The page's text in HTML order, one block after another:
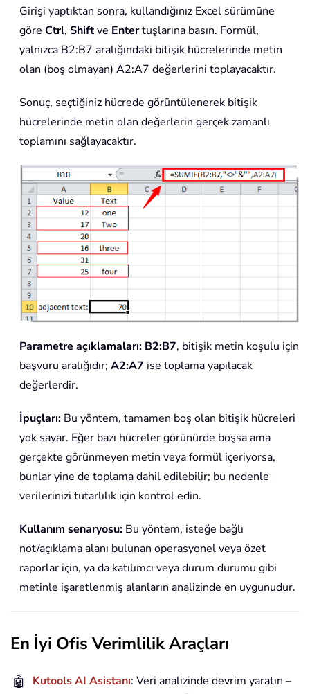
Girişi yaptıktan sonra, kullandığınız Excel sürümüne
göre Ctrl, Shiftve Entertuşlarına basın. Formül,
yalnızca B2:B7 aralığındaki bitişik hücrelerinde metin
olan (boş olmayan) A2:A7 değerlerini toplayacaktır.
Sonuç, seçtiğiniz hücrede görüntülenerek bitişik
hücrelerinde metin olan değerlerin gerçek zamanlı
toplamını sağlayacaktır.
Parametre açıklamaları: B2:B7, bitişik metin koşulu için
başvuru aralığıdır; A2:A7 ise toplama yapılacak
değerlerdir.
İpuçları: Bu yöntem, tamamen boş olan bitişik hücreleri
yok sayar. Eğer bazı hücreler görünürde boşsa ama
gerçekte görünmeyen metin veya formül içeriyorsa,
bunlar yine de toplama dahil edilebilir; bu nedenle
verilerinizi tutarlılık için kontrol edin.
Kullanım senaryosu: Bu yöntem, isteğe bağlı
not/açıklama alanı bulunan operasyonel veya özet
raporlar için, ya da katılımcı veya durum durumu gibi
metinle işaretlenmiş alanların analizinde en uygunudur.
En İyi Ofis Verimlilik Araçları
🤖 Kutools AI Asistanı: Veri analizinde devrim yaratın –